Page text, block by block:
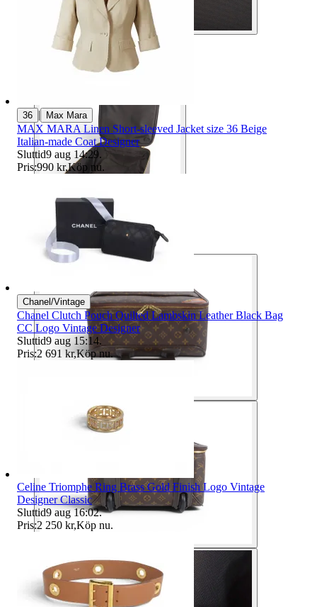
36 | Max Mara
MAX MARA Linen Short-sleeved Jacket size 36 Beige
Italian-made Coat Designer
Sluttid9 aug 14:29.
Pris:990 kr,Köp nu.
Chanel/Vintage
Chanel Clutch Pouch Quilted Lambskin Leather Black Bag
CC Logo Vintage Designer
Sluttid9 aug 15:14.
Pris:2 691 kr,Köp nu.
Celine Triomphe Ring Brass Gold Finish Logo Vintage
Designer Classic
Sluttid9 aug 16:02.
Pris:2 250 kr,Köp nu.